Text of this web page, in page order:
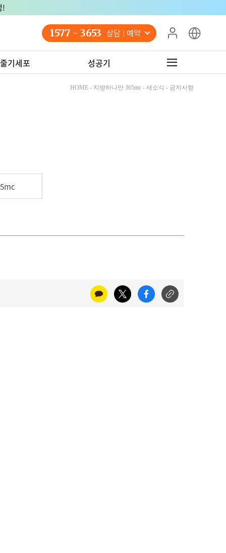
!
1577 - 3653 상담 예약
기세포 성공기
HOME - 지방하나만 365mc - 새소식 - 공지사항